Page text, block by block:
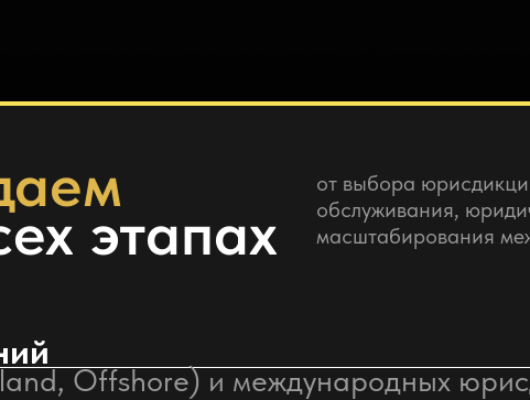
этапах
от выбора
обслуживания,
масштабирования
Offshore) и международных